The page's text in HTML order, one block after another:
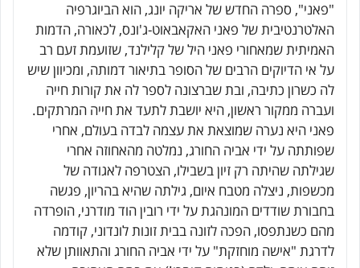
"פאני", ספרה החדש של אריקה יונג, הוא הביוגרפיה
האלטרנטיבית של פאני האקאבאוט-ג'ונס, לכאורה, הדמות
האמיתית שמאחורי פאני היל של קלילנד, שזועמת זעם רב
על אי הדיוקים הרבים של הסופר בתיאור דמותה, ומכיוון שיש
לה כשרון כתיבה, ובת שברצונה לספר לה את קורות חייה
ועברה ממקור ראשון, היא יושבת לתעד את חייה המרתקים.
פאני היא נערה שמוצאת את עצמה לבדה בעולם, אחרי
שפותתה על ידי אביה החורג, נמלטה מהאחוזה אחרי
שגילתה שהיתה רק זיון בשבילו, הצטרפה לאגודה של
מכשפות, ניצלה מטבח איום, גילתה שהיא בהריון, פגשה
בחבורת שודדים המונהגת על ידי רובין הוד מודרני, הופרדה
מהם כשנתפסו, הפכה לזונה בבית זונות לונדוני, קודמה
לדרגת "אישה מוחזקת" על ידי אביה החורג והתאוותן שלא